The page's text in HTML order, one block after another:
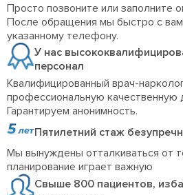
Просто позвоните или заполните
После обращения мы быстро с
указанному телефону.
У нас
персонал
Квалифицированный врач-
профессиональную качественную
Гарантируем анонимность.
Пятилетний стаж
Мы вынуждены отталкиваться от
планирование играет важную
Свыше 800 пациентов,